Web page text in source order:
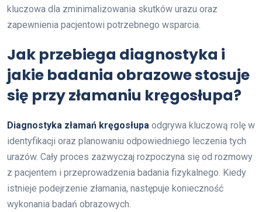
kluczowa dla zminimalizowania skutków urazu oraz
zapewnienia pacjentowi potrzebnego wsparcia.
Jak przebiega diagnostyka i
jakie badania obrazowe stosuje
się przy złamaniu kręgosłupa?
Diagnostyka złamań kręgosłupa odgrywa kluczową rolę w
identyfikacji oraz planowaniu odpowiedniego leczenia tych
urazów. Cały proces zazwyczaj rozpoczyna się od rozmowy
z pacjentem i przeprowadzenia badania fizykalnego. Kiedy
istnieje podejrzenie złamania, następuje konieczność
wykonania badań obrazowych.